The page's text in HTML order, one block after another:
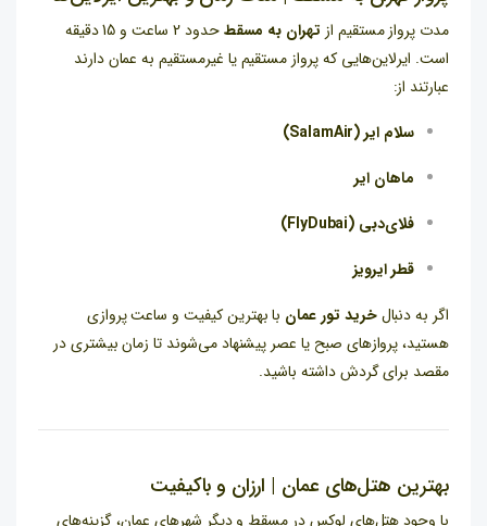
مدت پرواز مستقیم از تهران به مسقط
حدود 2 ساعت و 15 دقیقه
است. ایرلاین‌هایی که پرواز مستقیم یا غیرمستقیم به عمان دارند
عبارتند از:
سلام ایر (SalamAir)
ماهان ایر
فلای‌دبی (FlyDubai)
قطر ایرویز
اگر به دنبالخرید تور عمان با بهترین کیفیت و ساعت پروازی
هستید، پروازهای صبح یا عصر پیشنهاد می‌شوند تا زمان بیشتری در
مقصد برای گردش داشته باشید.
بهترین هتل‌های عمان | ارزان و باکیفیت
با وجود هتل‌های لوکس در مسقط و دیگر شهرهای عمان، گزینه‌های